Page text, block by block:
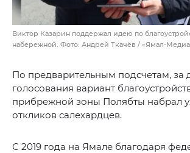
Виктор Казарин поддержал идею по
набережной. Фото: Андрей Ткачёв / «Ямал-
По предварительным подсчетам, за
голосования вариант
прибрежной зоны Полябты набрал
откликов салехардцев.
С 2019 года на Ямале благодаря